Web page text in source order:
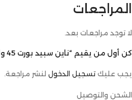
المراجعات
لا توجد مراجعات بعد.
كن أول من يقيم “ناين سبيد بورت 45 وات جان شاحن حائط سريع منفذ واحد”
يجب عليك تسجيل الدخول لنشر مراجعة.
الشحن والتوصيل